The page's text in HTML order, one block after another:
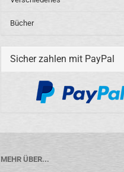
Bücher
Sicher zahlen mit PayPal
MEHR ÜBER...